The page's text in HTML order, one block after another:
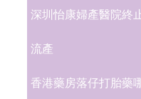
深圳怡康婦產醫院終
流產
香港藥房落仔打胎